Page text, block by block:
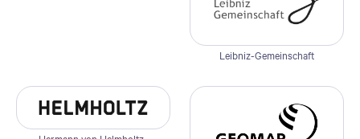
Leibniz-Gemeinschaft